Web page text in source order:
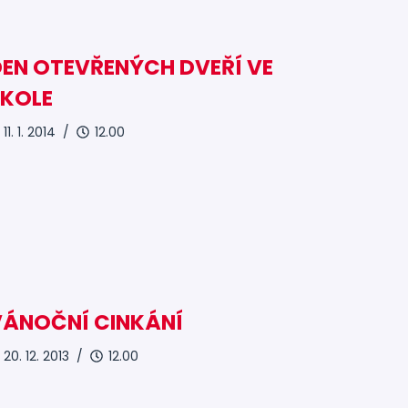
OTEVŘENÝCH DVEŘÍ VE
11. 1. 2014 / 12.00
CINKÁNÍ
20. 12. 2013 / 12.00